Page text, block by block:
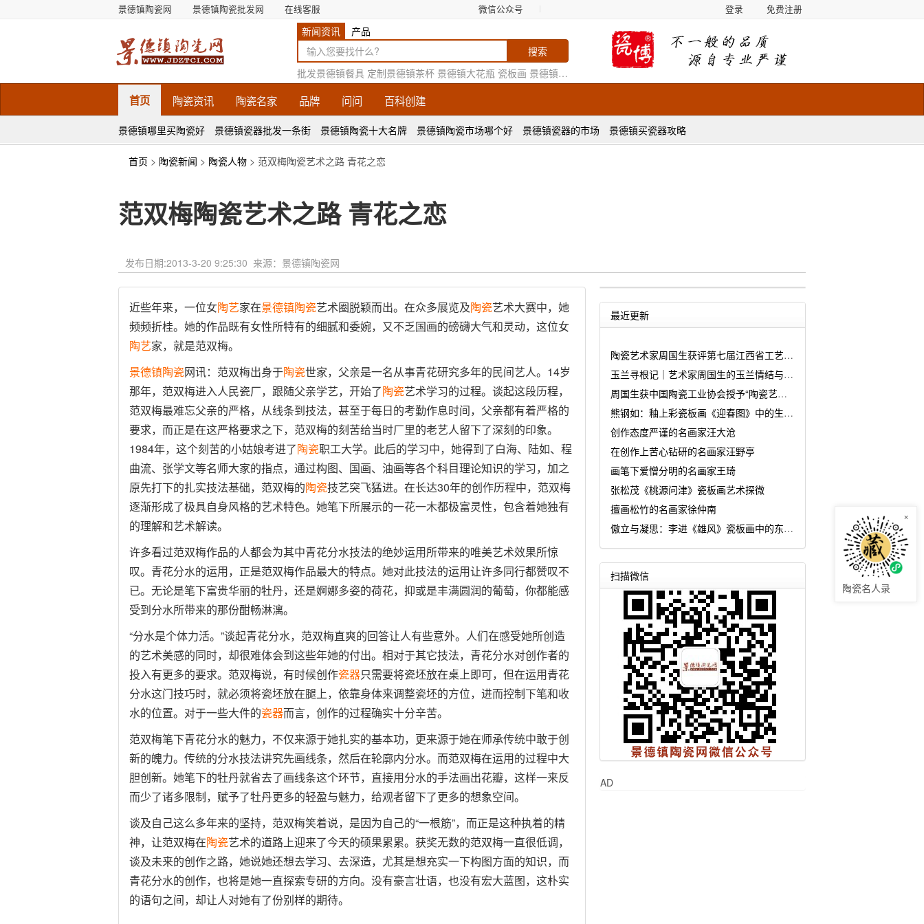
景德镇陶瓷网 景德镇陶瓷批发网 在线客服 微信公众号 登录 免费注册
新闻资讯 产品
批发景德镇餐具 定制景德镇茶杯 景德镇大花瓶 瓷板画 景德镇花瓶厂家
首页 陶瓷资讯 陶瓷名家 品牌 问问 百科创建
景德镇哪里买陶瓷好 景德镇瓷器批发一条街 景德镇陶瓷十大名牌 景德镇陶瓷市场哪个好 景德镇瓷器的市场 景德镇买瓷器攻略
×
陶瓷名人录
首页 > 陶瓷新闻 > 陶瓷人物 > 范双梅陶瓷艺术之路 青花之恋
范双梅陶瓷艺术之路 青花之恋
发布日期:2013-3-20 9:25:30 来源：景德镇陶瓷网
近些年来，一位女陶艺家在景德镇陶瓷艺术圈脱颖而出。在众多展览及陶瓷艺术大赛中，她
频频折桂。她的作品既有女性所特有的细腻和委婉，又不乏国画的磅礴大气和灵动，这位女
陶艺家，就是范双梅。
景德镇陶瓷网讯：范双梅出身于陶瓷世家，父亲是一名从事青花研究多年的民间艺人。14岁
那年，范双梅进入人民瓷厂，跟随父亲学艺，开始了陶瓷艺术学习的过程。谈起这段历程，
范双梅最难忘父亲的严格，从线条到技法，甚至于每日的考勤作息时间，父亲都有着严格的
要求，而正是在这严格要求之下，范双梅的刻苦给当时厂里的老艺人留下了深刻的印象。
1984年，这个刻苦的小姑娘考进了陶瓷职工大学。此后的学习中，她得到了白海、陆如、程
曲流、张学文等名师大家的指点，通过构图、国画、油画等各个科目理论知识的学习，加之
原先打下的扎实技法基础，范双梅的陶瓷技艺突飞猛进。在长达30年的创作历程中，范双梅
逐渐形成了极具自身风格的艺术特色。她笔下所展示的一花一木都极富灵性，包含着她独有
的理解和艺术解读。
许多看过范双梅作品的人都会为其中青花分水技法的绝妙运用所带来的唯美艺术效果所惊
叹。青花分水的运用，正是范双梅作品最大的特点。她对此技法的运用让许多同行都赞叹不
已。无论是笔下富贵华丽的牡丹，还是婀娜多姿的荷花，抑或是丰满圆润的葡萄，你都能感
受到分水所带来的那份酣畅淋漓。
“分水是个体力活。”谈起青花分水，范双梅直爽的回答让人有些意外。人们在感受她所创造
的艺术美感的同时，却很难体会到这些年她的付出。相对于其它技法，青花分水对创作者的
投入有更多的要求。范双梅说，有时候创作瓷器只需要将瓷坯放在桌上即可，但在运用青花
分水这门技巧时，就必须将瓷坯放在腿上，依靠身体来调整瓷坯的方位，进而控制下笔和收
水的位置。对于一些大件的瓷器而言，创作的过程确实十分辛苦。
范双梅笔下青花分水的魅力，不仅来源于她扎实的基本功，更来源于她在师承传统中敢于创
新的魄力。传统的分水技法讲究先画线条，然后在轮廓内分水。而范双梅在运用的过程中大
胆创新。她笔下的牡丹就省去了画线条这个环节，直接用分水的手法画出花瓣，这样一来反
而少了诸多限制，赋予了牡丹更多的轻盈与魅力，给观者留下了更多的想象空间。
谈及自己这么多年来的坚持，范双梅笑着说，是因为自己的“一根筋”，而正是这种执着的精
神，让范双梅在陶瓷艺术的道路上迎来了今天的硕果累累。获奖无数的范双梅一直很低调，
谈及未来的创作之路，她说她还想去学习、去深造，尤其是想充实一下构图方面的知识，而
青花分水的创作，也将是她一直探索专研的方向。没有豪言壮语，也没有宏大蓝图，这朴实
的语句之间，却让人对她有了份别样的期待。
最近更新
陶瓷艺术家周国生获评第七届江西省工艺美术大师
玉兰寻根记｜艺术家周国生的玉兰情结与匠心坚守
周国生获中国陶瓷工业协会授予“陶瓷艺术大师传承创新工作室”
熊钢如：釉上彩瓷板画《迎春图》中的生命诗学
创作态度严谨的名画家汪大沧
在创作上苦心钻研的名画家汪野亭
画笔下爱憎分明的名画家王琦
张松茂《桃源问津》瓷板画艺术探微
擅画松竹的名画家徐仲南
傲立与凝思：李进《雄风》瓷板画中的东方哲思
扫描微信
AD